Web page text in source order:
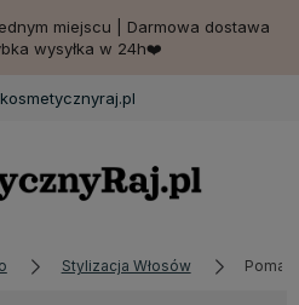
miejscu | Darmowa dostawa
wysyłka w 24h❤️
Stylizacja Włosów